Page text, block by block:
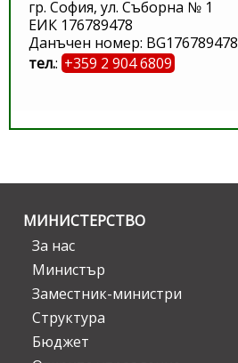
гр. София, ул. Съборна № 1
ЕИК 176789478
Данъчен номер: BG176789478
тел.: +359 2 904 6809
МИНИСТЕРСТВО
За нас
Министър
Заместник-министри
Структура
Бюджет